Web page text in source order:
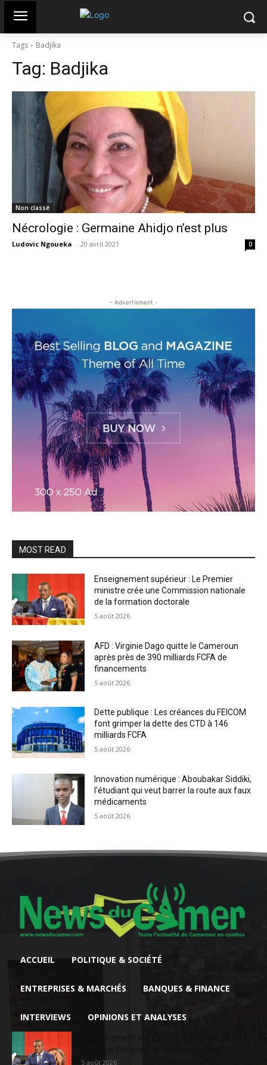
Tags Badjika
Tag: Badjika
Non classé
Nécrologie : Germaine Ahidjo n’est plus
Ludovic Ngoueka - 20 avril 2021 0
- Advertisment -
MOST READ
Enseignement supérieur : Le Premier
ministre crée une Commission nationale
de la formation doctorale
5 août 2026
AFD : Virginie Dago quitte le Cameroun
après près de 390 milliards FCFA de
financements
5 août 2026
Dette publique : Les créances du FEICOM
font grimper la dette des CTD à 146
milliards FCFA
5 août 2026
Innovation numérique : Aboubakar Siddiki,
l’étudiant qui veut barrer la route aux faux
médicaments
5 août 2026
ACCUEIL POLITIQUE & SOCIÉTÉ
ENTREPRISES & MARCHÉS BANQUES & FINANCE
INTERVIEWS OPINIONS ET ANALYSES
5 août 2026